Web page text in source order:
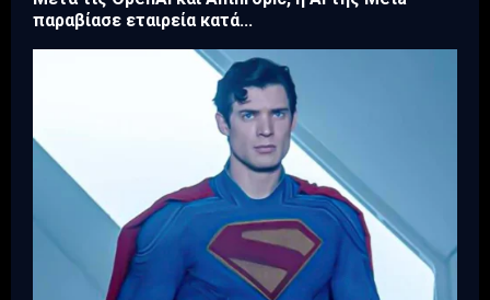
παραβίασε εταιρεία κατά...